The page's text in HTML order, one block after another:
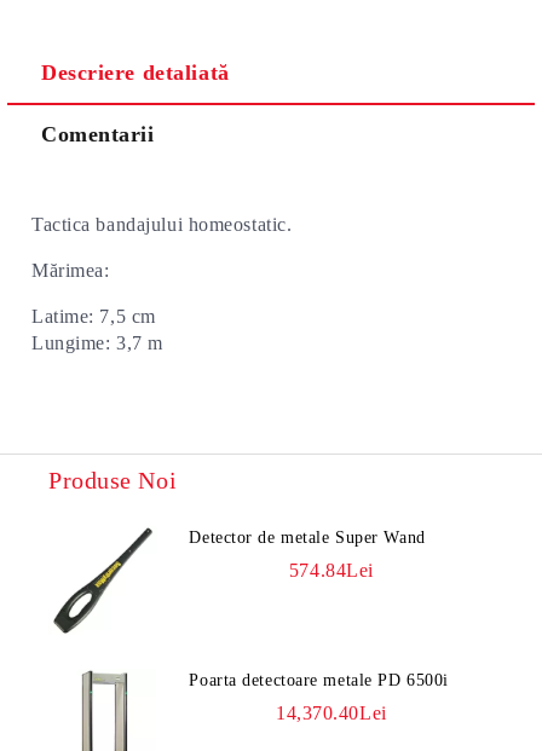
Descriere detaliată
Comentarii
Tactica bandajului homeostatic.
Mărimea:
Latime: 7,5 cm
Lungime: 3,7 m
Produse Noi
Detector de metale Super Wand
574.84Lei
Poarta detectoare metale PD 6500i
14,370.40Lei